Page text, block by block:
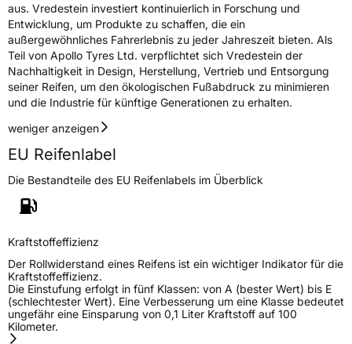
aus. Vredestein investiert kontinuierlich in Forschung und
Entwicklung, um Produkte zu schaffen, die ein
außergewöhnliches Fahrerlebnis zu jeder Jahreszeit bieten. Als
Teil von Apollo Tyres Ltd. verpflichtet sich Vredestein der
Nachhaltigkeit in Design, Herstellung, Vertrieb und Entsorgung
seiner Reifen, um den ökologischen Fußabdruck zu minimieren
und die Industrie für künftige Generationen zu erhalten.
weniger anzeigen
EU Reifenlabel
Die Bestandteile des EU Reifenlabels im Überblick
Kraftstoffeffizienz
Der Rollwiderstand eines Reifens ist ein wichtiger Indikator für die
Kraftstoffeffizienz.
Die Einstufung erfolgt in fünf Klassen: von A (bester Wert) bis E
(schlechtester Wert). Eine Verbesserung um eine Klasse bedeutet
ungefähr eine Einsparung von 0,1 Liter Kraftstoff auf 100
Kilometer.